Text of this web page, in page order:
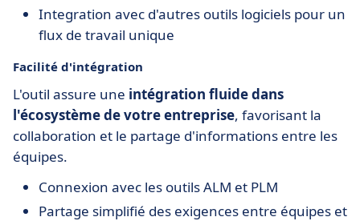
Integration avec d'autres outils logiciels pour un
flux de travail unique
Facilité d'intégration
L'outil assure une intégration fluide dans
l'écosystème de votre entreprise, favorisant la
collaboration et le partage d'informations entre les
équipes.
Connexion avec les outils ALM et PLM
Partage simplifié des exigences entre équipes et